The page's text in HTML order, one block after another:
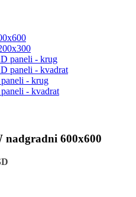
paneli - krug
paneli - kvadrat
- krug
- kvadrat
nadgradni 600x600